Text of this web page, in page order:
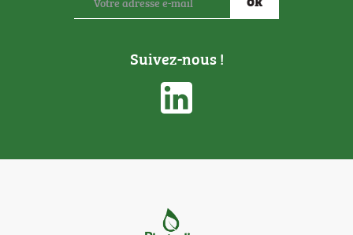
Suivez-nous !